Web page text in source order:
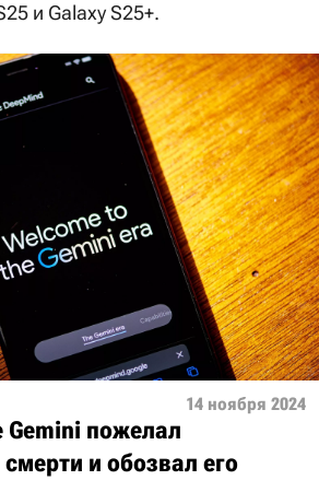
и Galaxy S25+.
14 ноября 2024
Gemini пожелал
и обозвал его